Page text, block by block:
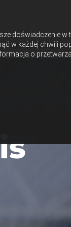
doświadczenie w
w każdej chwili
o
SERWIS